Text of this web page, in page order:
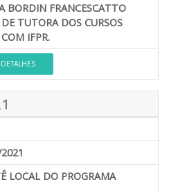
BORDIN FRANCESCATTO
TUTORA DOS CURSOS
IFPR.
DETALHES
LOCAL DO PROGRAMA